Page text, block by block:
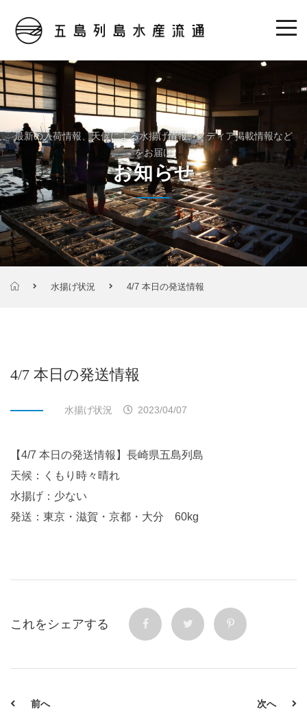
最新の入荷情報、天候による水揚げ情報、メディア掲載情報など
をお届け
お知らせ
水揚げ状況 4/7 本日の発送情報
4/7 本日の発送情報
水揚げ状況 2023/04/07
【4/7 本日の発送情報】長崎県五島列島
天候：くもり時々晴れ
水揚げ：少ない
発送：東京・滋賀・京都・大分 60kg
これをシェアする
前へ
次へ